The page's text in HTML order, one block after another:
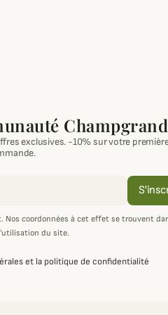
Champgrand
exclusives. -10% sur votre
Nos coordonnées à cet effet se trouvent
du site.
et la politique de confidentialité